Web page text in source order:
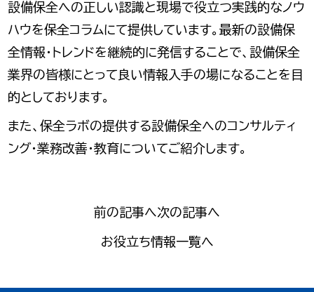
設備保全への正しい認識と現場で役立つ実践的なノウ
ハウを保全コラムにて提供しています。最新の設備保
全情報・トレンドを継続的に発信することで、設備保全
業界の皆様にとって良い情報入手の場になることを目
的としております。
また、保全ラボの提供する設備保全へのコンサルティ
ング・業務改善・教育についてご紹介します。
前の記事へ次の記事へ
お役立ち情報一覧へ